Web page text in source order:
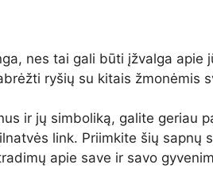
nes tai gali būti įžvalga apie
ryšių su kitais žmonėmis
ir jų simboliką, galite geriau
link. Priimkite šių sapnų
apie save ir savo